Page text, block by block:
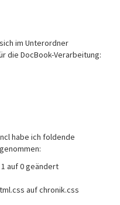
im Unterordner
die DocBook-Verarbeitung:
habe ich foldende
auf 0 geändert
auf chronik.css